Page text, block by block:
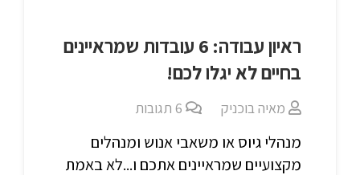
ראיון עבודה: 6 עובדות שמראיינים
בחיים לא יגלו לכם!
מאיה בוכניק 6 תגובות
מנהלי גיוס או משאבי אנוש ומנהלים
מקצועיים שמראיינים אתכם ו...לא באמת